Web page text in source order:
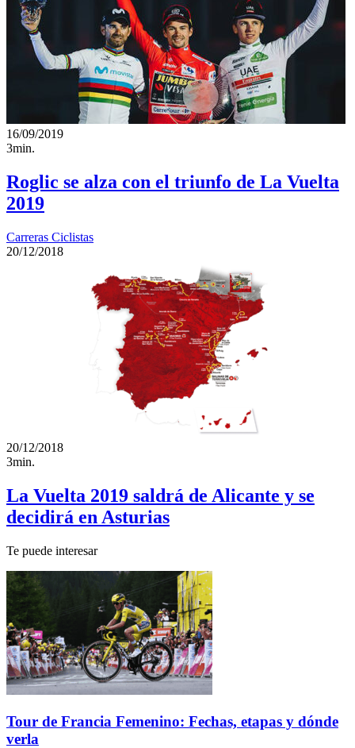
16/09/2019
3min.
Roglic se alza con el triunfo de La Vuelta
2019
Carreras Ciclistas
20/12/2018
20/12/2018
3min.
La Vuelta 2019 saldrá de Alicante y se
decidirá en Asturias
Te puede interesar
Tour de Francia Femenino: Fechas, etapas y dónde
verla